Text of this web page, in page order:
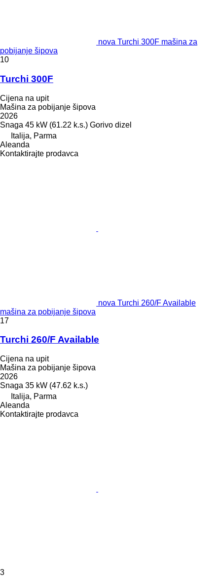
nova Turchi 300F mašina za
pobijanje šipova
10
Turchi 300F
Cijena na upit
Mašina za pobijanje šipova
2026
Snaga 45 kW (61.22 k.s.) Gorivo dizel
Italija, Parma
Aleanda
Kontaktirajte prodavca
nova Turchi 260/F Available
mašina za pobijanje šipova
17
Turchi 260/F Available
Cijena na upit
Mašina za pobijanje šipova
2026
Snaga 35 kW (47.62 k.s.)
Italija, Parma
Aleanda
Kontaktirajte prodavca
3